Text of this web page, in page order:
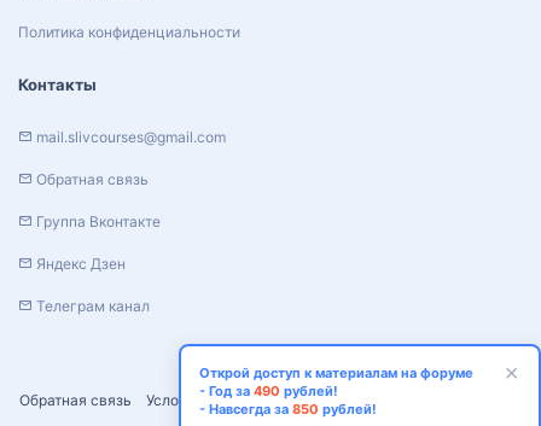
Обратная связь Условия и правила
Политика конфиденциальности
Политика конфиденциальности
Контакты
mail.slivcourses@gmail.com
Обратная связь
Группа Вконтакте
Яндекс Дзен
Телеграм канал
Открой доступ к материалам на форуме
- Год за 490 рублей!
- Навсегда за 850 рублей!